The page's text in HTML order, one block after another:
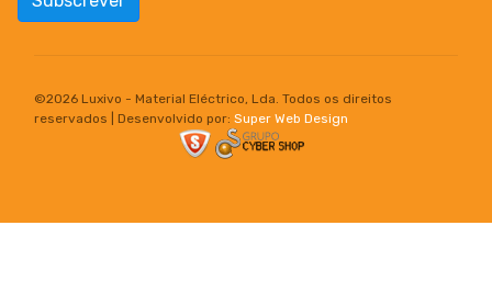
©2026 Luxivo - Material Eléctrico, Lda. Todos os direitos
reservados | Desenvolvido por: Super Web Design